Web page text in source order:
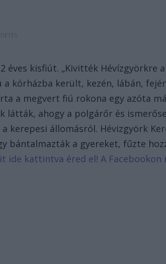
éves kisfiút. „Kivitték Hévízgyörkre a
kórházba került, kezén, lábán,
a megvert fiú rokona egy azóta
látták, ahogy a polgárőr és ismerőse
kerepesi állomásról. Hévizgyörk
bántalmazták a gyereket, fűzte
ide kattintva éred el! A Facebookon